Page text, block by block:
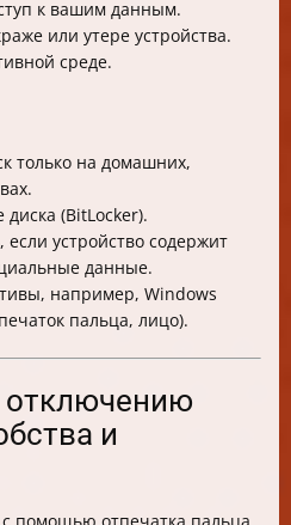
к вашим данным.
или утере устройства.
среде.
только на домашних,
(BitLocker).
устройство содержит
данные.
например, Windows
пальца, лицо).
отключению
и